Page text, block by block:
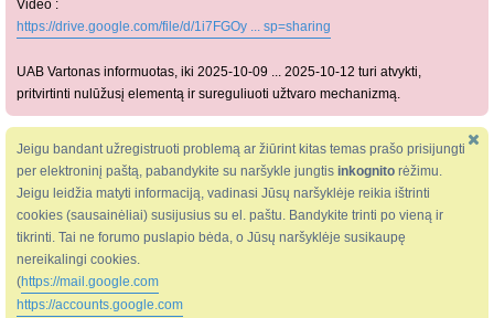
Video :
https://drive.google.com/file/d/1i7FGOy ... sp=sharing
UAB Vartonas informuotas, iki 2025-10-09 ... 2025-10-12 turi atvykti,
pritvirtinti nulūžusį elementą ir sureguliuoti užtvaro mechanizmą.
Jeigu bandant užregistruoti problemą ar žiūrint kitas temas prašo prisijungti
per elektroninį paštą, pabandykite su naršykle jungtis inkognito rėžimu.
Jeigu leidžia matyti informaciją, vadinasi Jūsų naršyklėje reikia ištrinti
cookies (sausainėliai) susijusius su el. paštu. Bandykite trinti po vieną ir
tikrinti. Tai ne forumo puslapio bėda, o Jūsų naršyklėje susikaupę
nereikalingi cookies.
(https://mail.google.com
https://accounts.google.com